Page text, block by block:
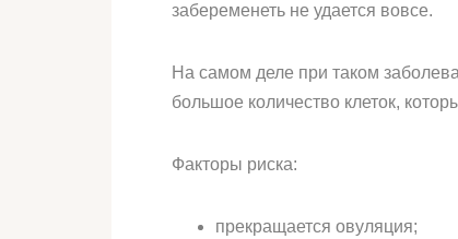
забеременеть не удается вовсе.
На самом деле при таком
большое количество клеток,
Факторы риска:
прекращается овуляция;